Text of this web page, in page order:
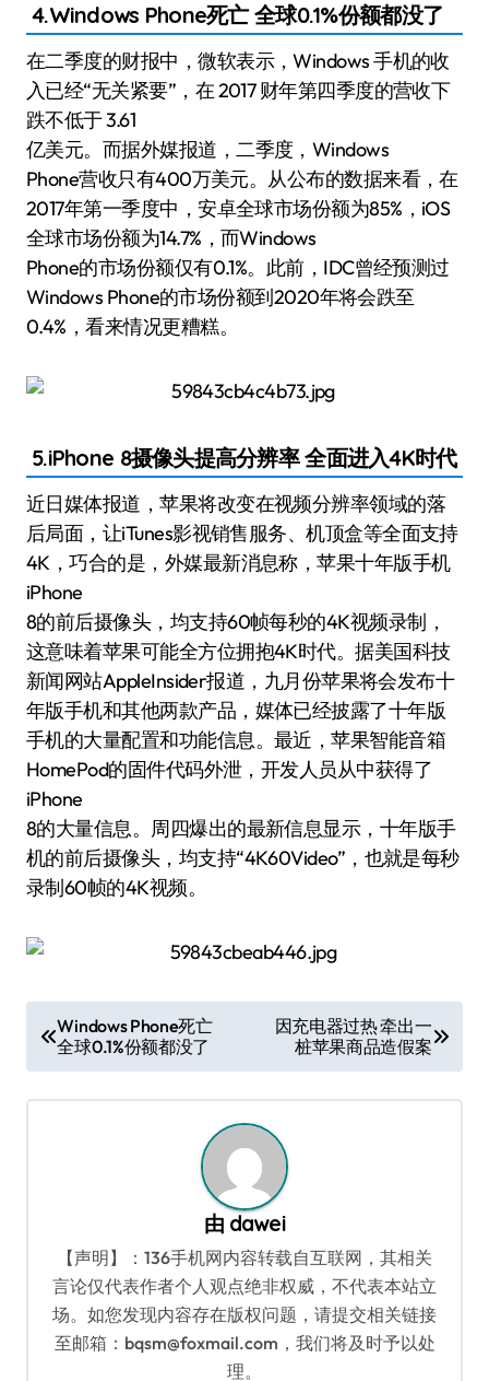
4.Windows Phone死亡 全球0.1%份额都没了
在二季度的财报中，微软表示，Windows 手机的收
入已经“无关紧要”，在 2017 财年第四季度的营收下
跌不低于 3.61
亿美元。而据外媒报道，二季度，Windows
Phone营收只有400万美元。从公布的数据来看，在
2017年第一季度中，安卓全球市场份额为85%，iOS
全球市场份额为14.7%，而Windows
Phone的市场份额仅有0.1%。此前，IDC曾经预测过
Windows Phone的市场份额到2020年将会跌至
0.4%，看来情况更糟糕。
5.iPhone 8摄像头提高分辨率 全面进入4K时代
近日媒体报道，苹果将改变在视频分辨率领域的落
后局面，让iTunes影视销售服务、机顶盒等全面支持
4K，巧合的是，外媒最新消息称，苹果十年版手机
iPhone
8的前后摄像头，均支持60帧每秒的4K视频录制，
这意味着苹果可能全方位拥抱4K时代。据美国科技
新闻网站AppleInsider报道，九月份苹果将会发布十
年版手机和其他两款产品，媒体已经披露了十年版
手机的大量配置和功能信息。最近，苹果智能音箱
HomePod的固件代码外泄，开发人员从中获得了
iPhone
8的大量信息。周四爆出的最新信息显示，十年版手
机的前后摄像头，均支持“4K60Video”，也就是每秒
录制60帧的4K视频。
章
导
Windows Phone死亡
全球0.1%份额都没了
因充电器过热 牵出一
桩苹果商品造假案
由 dawei
【声明】：136手机网内容转载自互联网，其相关
言论仅代表作者个人观点绝非权威，不代表本站立
场。如您发现内容存在版权问题，请提交相关链接
至邮箱：bqsm@foxmail.com，我们将及时予以处
理。